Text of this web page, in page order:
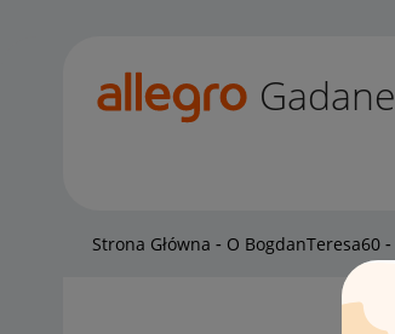
Gadane
Strona Główna O BogdanTeresa60